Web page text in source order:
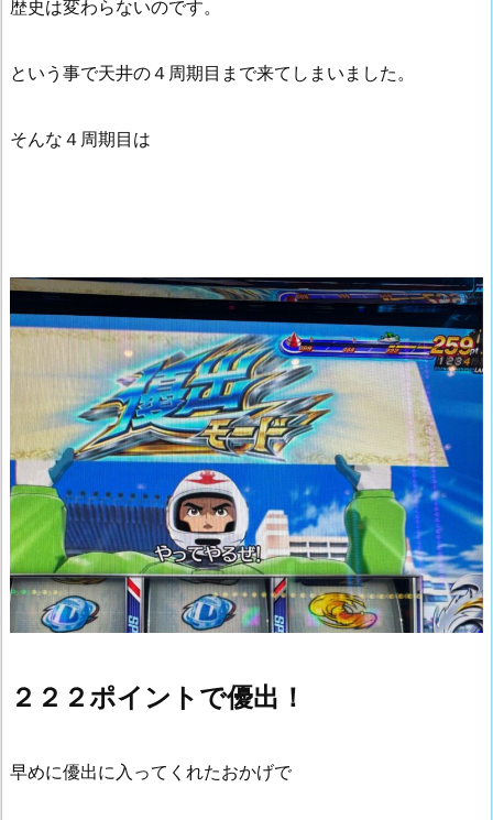
歴史は変わらないのです。
という事で天井の４周期目まで来てしまいました。
そんな４周期目は
２２２ポイントで優出！
早めに優出に入ってくれたおかげで